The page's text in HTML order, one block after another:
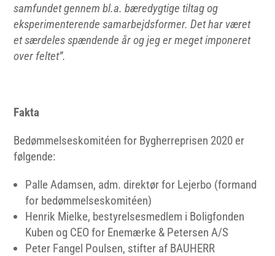
samfundet gennem bl.a. bæredygtige tiltag og
eksperimenterende samarbejdsformer. Det har været
et særdeles spændende år og jeg er meget imponeret
over feltet”.
Fakta
Bedømmelseskomitéen for Bygherreprisen 2020 er
følgende:
Palle Adamsen, adm. direktør for Lejerbo (formand
for bedømmelseskomitéen)
Henrik Mielke, bestyrelsesmedlem i Boligfonden
Kuben og CEO for Enemærke & Petersen A/S
Peter Fangel Poulsen, stifter af BAUHERR